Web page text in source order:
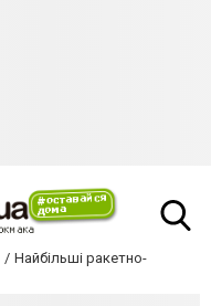
Найбільші ракетно-